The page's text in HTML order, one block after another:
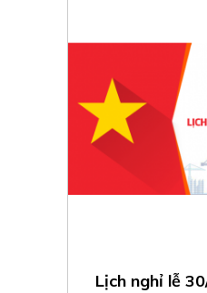
Lịch nghỉ lễ